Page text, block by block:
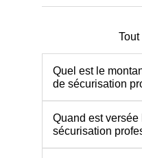
Quel est le
de sécurisation
Quand est
sécurisation